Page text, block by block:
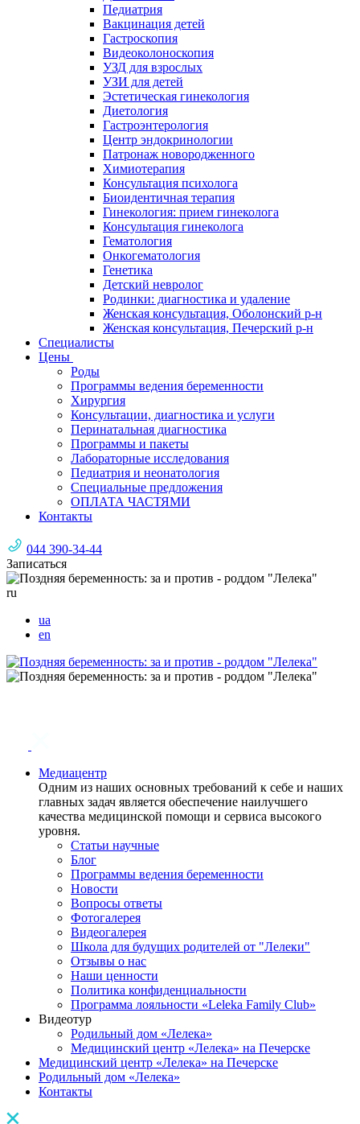
Педиатрия
Вакцинация детей
Гастроскопия
Видеоколоноскопия
УЗД для взрослых
УЗИ для детей
Эстетическая гинекология
Диетология
Гастроэнтерология
Центр эндокринологии
Патронаж новородженного
Химиотерапия
Консультация психолога
Биоидентичная терапия
Гинекология: прием гинеколога
Консультация гинеколога
Гематология
Онкогематология
Генетика
Детский невролог
Родинки: диагностика и удаление
Женская консультация, Оболонский р-н
Женская консультация, Печерский р-н
Специалисты
Цены
Роды
Программы ведения беременности
Хирургия
Консультации, диагностика и услуги
Перинатальная диагностика
Программы и пакеты
Лабораторные исследования
Педиатрия и неонатология
Специальные предложения
ОПЛАТА ЧАСТЯМИ
Контакты
044 390-34-44
Записаться
ru
ua
en
Медиацентр
Одним из наших основных требований к себе и наших
главных задач является обеспечение наилучшего
качества медицинской помощи и сервиса высокого
уровня.
Статьи научные
Блог
Программы ведения беременности
Новости
Вопросы ответы
Фотогалерея
Видеогалерея
Школа для будущих родителей от "Лелеки"
Отзывы о нас
Наши ценности
Политика конфиденциальности
Программа лояльности «Leleka Family Club»
Видеотур
Родильный дом «Лелека»
Медицинский центр «Лелека» на Печерске
Медицинский центр «Лелека» на Печерске
Родильный дом «Лелека»
Контакты